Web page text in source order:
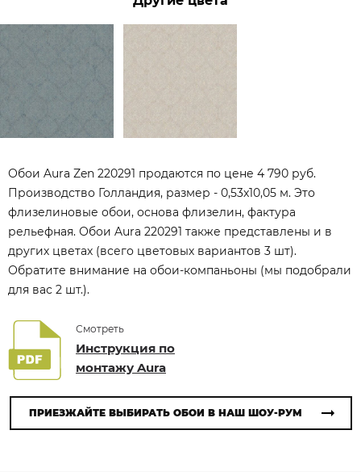
Обои Aura Zen 220291 продаются по цене 4 790 руб.
Производство Голландия, размер - 0,53x10,05 м. Это
флизелиновые обои, основа флизелин, фактура
рельефная. Обои Aura 220291 также представлены и в
других цветах (всего цветовых вариантов 3 шт).
Обратите внимание на обои-компаньоны (мы подобрали
для вас 2 шт.).
Смотреть
Инструкция по
монтажу Aura
ПРИЕЗЖАЙТЕ ВЫБИРАТЬ ОБОИ В НАШ ШОУ-РУМ